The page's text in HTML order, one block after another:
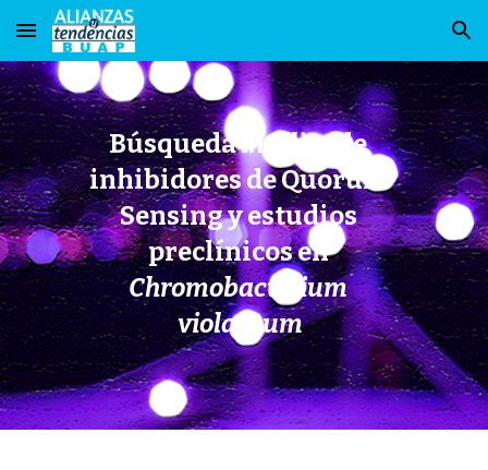
Skip to main content Skip to navigation
Búsqueda in silico de
inhibidores de Quorum
Sensing y estudios
preclínicos en
Chromobacterium
violaceum